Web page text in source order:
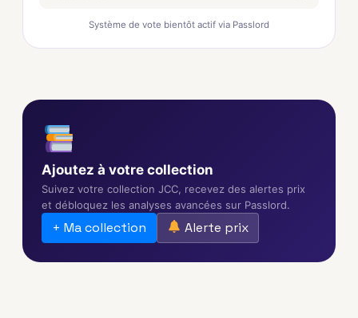
Système de vote bientôt actif via Passlord
Ajoutez à votre collection
Suivez votre collection JCC, recevez des alertes prix
et débloquez les analyses avancées sur Passlord.
+ Ma collection Alerte prix